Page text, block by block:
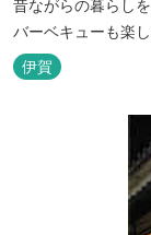
昔ながらの暮らし
バーベキューも楽し
伊賀